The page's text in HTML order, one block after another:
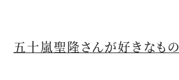
五十嵐聖隆さんが好きなもの